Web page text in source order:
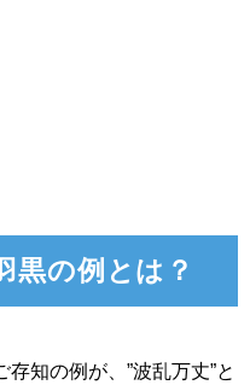
黒の例とは？
知の例が、”波乱万丈”と